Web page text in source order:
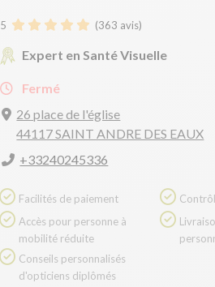
5 (363 avis)
Expert en Santé Visuelle
Fermé
26 place de l'église
44117 SAINT ANDRE DES EAUX
+33240245336
Facilités de paiement
mobilité réduite
d'opticiens diplômés